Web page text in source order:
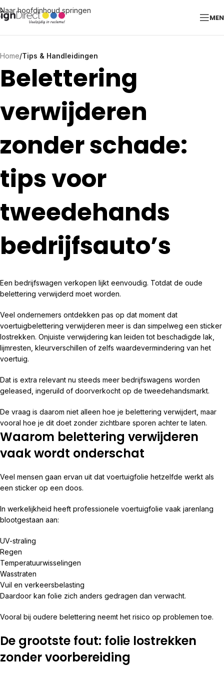
Naar hoofdinhoud springen
Home/Tips & Handleidingen
Belettering
verwijderen
zonder schade:
tips voor
tweedehands
bedrijfsauto’s
Een bedrijfswagen verkopen lijkt eenvoudig. Totdat de oude
belettering verwijderd moet worden.
Veel ondernemers ontdekken pas op dat moment dat
voertuigbelettering verwijderen meer is dan simpelweg een sticker
lostrekken. Onjuiste verwijdering kan leiden tot beschadigde lak,
lijmresten, kleurverschillen of zelfs waardevermindering van het
voertuig.
Dat is extra relevant nu steeds meer bedrijfswagens worden
geleased, ingeruild of doorverkocht op de tweedehandsmarkt.
De vraag is daarom niet alleen hoe je belettering verwijdert, maar
vooral hoe je dit doet zonder zichtbare sporen achter te laten.
Waarom belettering verwijderen
vaak wordt onderschat
Veel mensen gaan ervan uit dat voertuigfolie hetzelfde werkt als
een sticker op een doos.
In werkelijkheid heeft professionele voertuigfolie vaak jarenlang
blootgestaan aan:
UV-straling
Regen
Temperatuurwisselingen
Wasstraten
Vuil en verkeersbelasting
Daardoor kan folie zich anders gedragen dan verwacht.
Vooral bij oudere belettering neemt het risico op problemen toe.
De grootste fout: folie lostrekken
zonder voorbereiding